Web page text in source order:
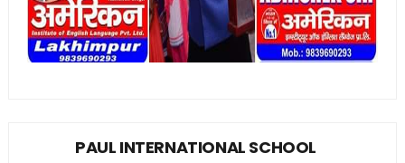
PAUL INTERNATIONAL SCHOOL